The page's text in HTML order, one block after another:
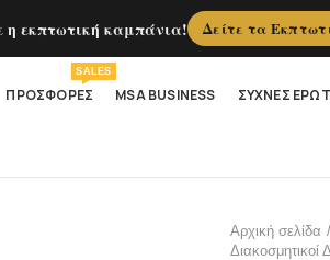
ΠΡΟΣΦΟΡΕΣ
SALES
MSA BUSINESS ΣΥΧΝΕΣ
Αρχική σελίδα
Διακοσμητικοί
η εκπτωτική καμπάνια! Δείτε τα